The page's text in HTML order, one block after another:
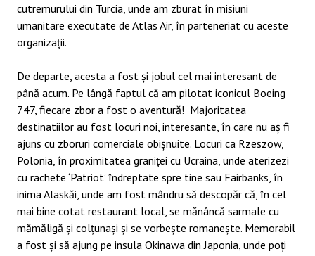
cutremurului din Turcia, unde am zburat în misiuni
umanitare executate de Atlas Air, în parteneriat cu aceste
organizații.
De departe, acesta a fost și jobul cel mai interesant de
până acum. Pe lângă faptul că am pilotat iconicul Boeing
747, fiecare zbor a fost o aventură! Majoritatea
destinatiilor au fost locuri noi, interesante, în care nu aș fi
ajuns cu zboruri comerciale obișnuite. Locuri ca Rzeszow,
Polonia, în proximitatea graniței cu Ucraina, unde aterizezi
cu rachete ‘Patriot’ îndreptate spre tine sau Fairbanks, în
inima Alaskăi, unde am fost mândru să descopăr că, în cel
mai bine cotat restaurant local, se mănâncă sarmale cu
mămăligă și colțunași și se vorbește romanește. Memorabil
a fost și să ajung pe insula Okinawa din Japonia, unde poți